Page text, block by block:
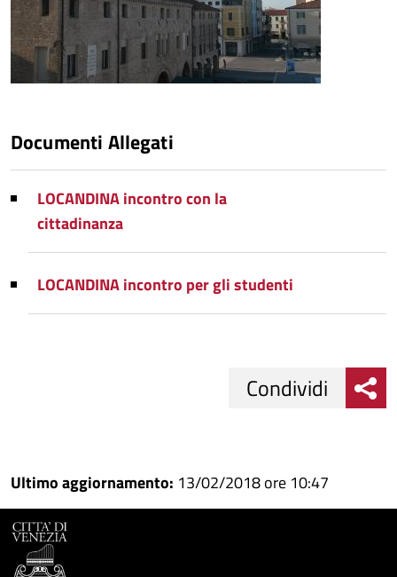
Documenti Allegati
LOCANDINA incontro con la
cittadinanza
LOCANDINA incontro per gli studenti
su
Facebook
Condividi
su
Condividi
Condividi
Ultimo aggiornamento: 13/02/2018 ore 10:47